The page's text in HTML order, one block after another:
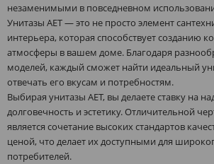
незаменимыми в повседневном
Унитазы AET — это не просто элемент
интерьера, которая способствует созданию
атмосферы в вашем доме. Благодаря
моделей, каждый сможет найти идеальный
отвечать его вкусам и потребностям.
Выбирая унитазы AET, вы делаете ставку на
долговечность и эстетику. Отличительной
является сочетание высоких стандартов
ценой, что делает их доступными для
потребителей.